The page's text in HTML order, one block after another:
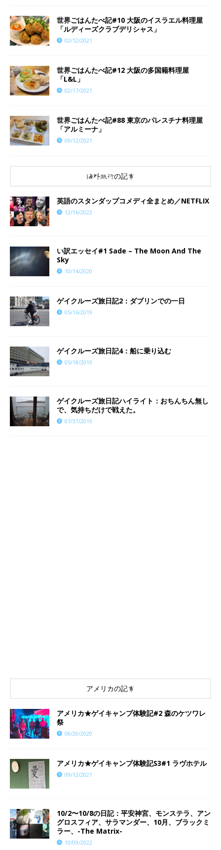
世界ごはんたべ記#10 大阪のイスラエル料理屋
「ルディーズクラブデリシャス」
02/12/2021
世界ごはんたべ記#12 大阪の多国籍料理屋
「L&L」
02/17/2021
世界ごはんたべ記#88 東京のパレスチナ料理屋
「アルミーナ」
09/12/2021
海外旅行の記事
英語のスタンダップコメディ全まとめ／NETFLIX
12/16/2022
い訳エッセイ#1 Sade – The Moon And The
Sky
10/14/2020
ゲイクルーズ旅日記2：ダブリンでの一日
05/16/2019
ゲイクルーズ旅日記4：船に乗り込む
05/18/2019
ゲイクルーズ旅日記ハイライト：おちんちん無し
で、気持ちだけで戦えた。
07/31/2019
アメリカの記事
アメリカ★ゲイキャンプ体験記#2 森のケツワレ
祭
08/20/2020
アメリカ★ゲイキャンプ体験記S3#1 ラヴホテル
09/12/2021
10/2〜10/8の日記：平安神宮、モンステラ、アン
グロスフィア、サラマンダー、10月、ブラックミ
ラー、-The Matrix-
10/09/2022